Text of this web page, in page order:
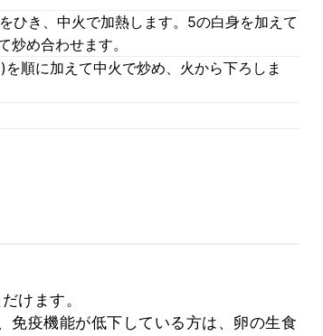
ひき、中火で加熱します。5の白身を加えて
め合わせます。
順に加えて中火で炒め、火から下ろしま
けます。
免疫機能が低下している方は、卵の生食